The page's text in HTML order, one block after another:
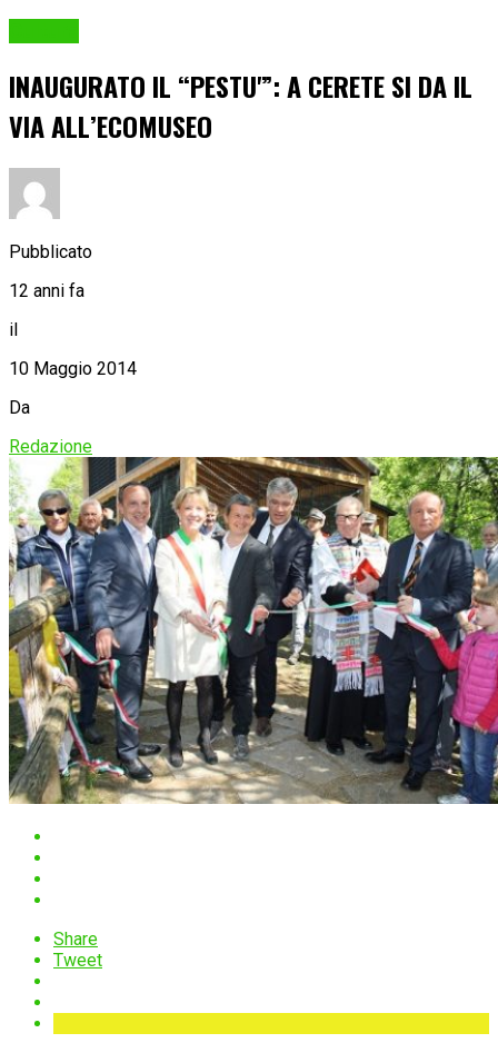
INAUGURATO IL “PESTU'”: A CERETE SI DA IL
VIA ALL’ECOMUSEO
Pubblicato
12 anni fa
il
10 Maggio 2014
Da
Redazione
Share
Tweet